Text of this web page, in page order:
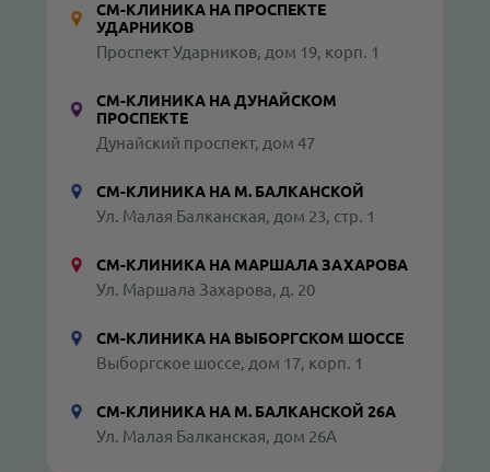
СМ-КЛИНИКА НА ПРОСПЕКТЕ
УДАРНИКОВ
Проспект Ударников, дом 19, корп. 1
СМ-КЛИНИКА НА ДУНАЙСКОМ
ПРОСПЕКТЕ
Дунайский проспект, дом 47
СМ-КЛИНИКА НА М. БАЛКАНСКОЙ
Ул. Малая Балканская, дом 23, стр. 1
СМ-КЛИНИКА НА МАРШАЛА ЗАХАРОВА
Ул. Маршала Захарова, д. 20
СМ-КЛИНИКА НА ВЫБОРГСКОМ ШОССЕ
Выборгское шоссе, дом 17, корп. 1
СМ-КЛИНИКА НА М. БАЛКАНСКОЙ 26А
Ул. Малая Балканская, дом 26А